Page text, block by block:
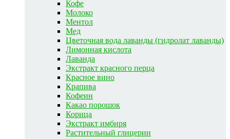
Кофе
Молоко
Ментол
Мед
Цветочная вода лаванды (гидролат лаванды)
Лимонная кислота
Лаванда
Экстракт красного перца
Красное вино
Крапива
Кофеин
Какао порошок
Корица
Экстракт имбиря
Растительный глицерин